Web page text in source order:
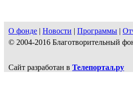
О фонде | Новости | Программы |
© 2004-2016 Благотворительный
Сайт разработан в Телепортал.ру